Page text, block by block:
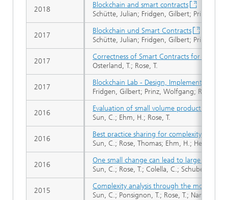
Blockchain and smart contracts
Schütte, Julian; Fridgen, Gilbert; Prinz,
Blockchain und Smart Contracts
Schütte, Julian; Fridgen, Gilbert; Prinz,
Correctness of Smart Contracts for
Osterland, T.; Rose, T.
Blockchain Lab - Design, Implementation
Fridgen, Gilbert; Prinz, Wolfgang; Rose,
Evaluation of small volume production
Sun, C.; Ehm, H.; Rose, T.
Best practice sharing for complexity
Sun, C.; Rose, Thomas; Ehm, H.; Herbig, T.
One small change can lead to large
Sun, C.; Rose, T.; Colella, C.; Schubert, J.
Complexity analysis through the modeling
Sun, C.; Ponsignon, T.; Rose, T.; Narayanan,
2018
2017
2017
2017
2016
2016
2016
2015